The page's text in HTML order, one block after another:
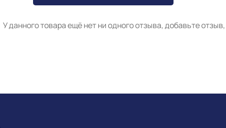
У данного товара ещё нет ни одного отзыва, добавьте